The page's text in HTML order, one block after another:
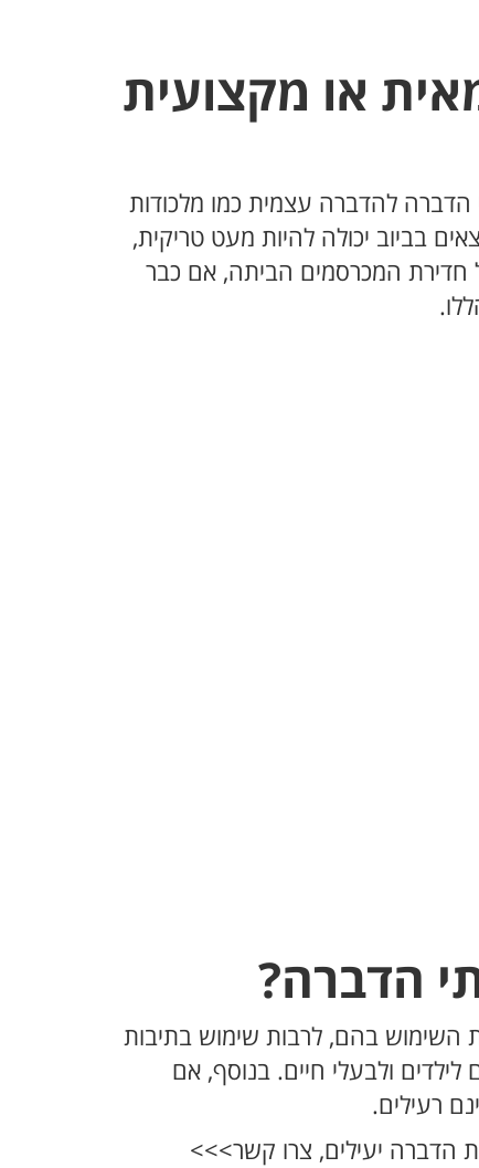
או מקצועית
הדברה להדברה עצמית כמו מלכודות
בביוב יכולה להיות מעט טריקית,
חדירת המכרסמים הביתה, אם כבר
הדברה?
השימוש בהם, לרבות שימוש בתיבות
ולבעלי חיים. בנוסף, אם
רעילים.
הדברה יעילים, צרו קשר>>>